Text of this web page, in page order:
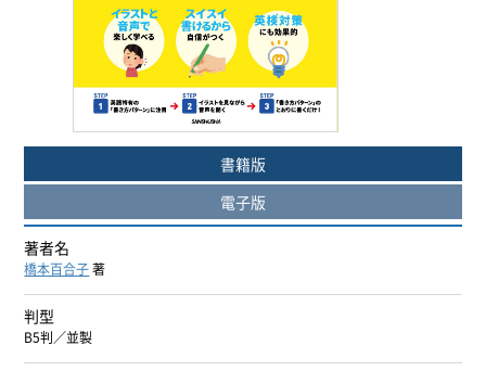
閉じる
書籍版
電子版
著者名
橋本百合子著
判型
B5判／並製